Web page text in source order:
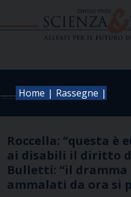
Home | Rassegne |
Roccella: “questa è
ai disabili il diritto
Bulletti: “il dramma
ammalati da ora si